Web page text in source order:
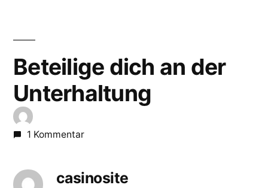
Beteilige dich an der
Unterhaltung
1 Kommentar
casinosite